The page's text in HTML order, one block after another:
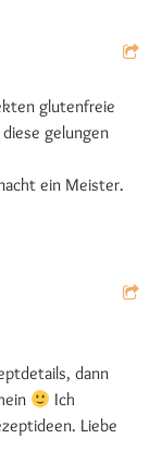
glutenfreie
gelungen
ein Meister.
dann
Ich
Liebe